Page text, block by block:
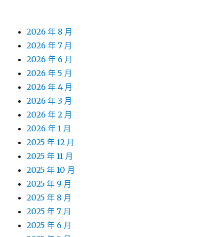
2026 年 8 月
2026 年 7 月
2026 年 6 月
2026 年 5 月
2026 年 4 月
2026 年 3 月
2026 年 2 月
2026 年 1 月
2025 年 12 月
2025 年 11 月
2025 年 10 月
2025 年 9 月
2025 年 8 月
2025 年 7 月
2025 年 6 月